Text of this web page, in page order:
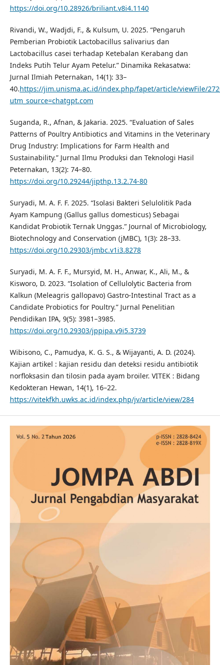
https://doi.org/10.28926/briliant.v8i4.1140
Rivandi, W., Wadjdi, F., & Kulsum, U. 2025. “Pengaruh
Pemberian Probiotik Lactobacillus salivarius dan
Lactobacillus casei terhadap Ketebalan Kerabang dan
Indeks Putih Telur Ayam Petelur.” Dinamika Rekasatwa:
Jurnal Ilmiah Peternakan, 14(1): 33–
40.https://jim.unisma.ac.id/index.php/fapet/article/viewFile/
utm_source=chatgpt.com
Suganda, R., Afnan, & Jakaria. 2025. “Evaluation of Sales
Patterns of Poultry Antibiotics and Vitamins in the Veterinary
Drug Industry: Implications for Farm Health and
Sustainability.” Jurnal Ilmu Produksi dan Teknologi Hasil
Peternakan, 13(2): 74–80.
https://doi.org/10.29244/jipthp.13.2.74-80
Suryadi, M. A. F. F. 2025. “Isolasi Bakteri Selulolitik Pada
Ayam Kampung (Gallus gallus domesticus) Sebagai
Kandidat Probiotik Ternak Unggas.” Journal of Microbiology,
Biotechnology and Conservation (jMBC), 1(3): 28–33.
https://doi.org/10.29303/jmbc.v1i3.8278
Suryadi, M. A. F. F., Mursyid, M. H., Anwar, K., Ali, M., &
Kisworo, D. 2023. “Isolation of Cellulolytic Bacteria from
Kalkun (Meleagris gallopavo) Gastro-Intestinal Tract as a
Candidate Probiotics for Poultry.” Jurnal Penelitian
Pendidikan IPA, 9(5): 3981–3985.
https://doi.org/10.29303/jppipa.v9i5.3739
Wibisono, C., Pamudya, K. G. S., & Wijayanti, A. D. (2024).
Kajian artikel : kajian residu dan deteksi residu antibiotik
norfloksasin dan tilosin pada ayam broiler. VITEK : Bidang
Kedokteran Hewan, 14(1), 16–22.
https://vitekfkh.uwks.ac.id/index.php/jv/article/view/284